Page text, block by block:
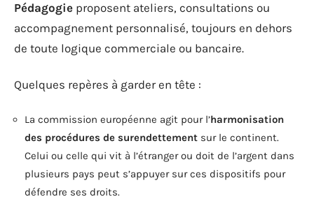
Pédagogie proposent ateliers, consultations ou
accompagnement personnalisé, toujours en dehors
de toute logique commerciale ou bancaire.
Quelques repères à garder en tête :
La commission européenne agit pour l’harmonisation
des procédures de surendettement sur le continent.
Celui ou celle qui vit à l’étranger ou doit de l’argent dans
plusieurs pays peut s’appuyer sur ces dispositifs pour
défendre ses droits.